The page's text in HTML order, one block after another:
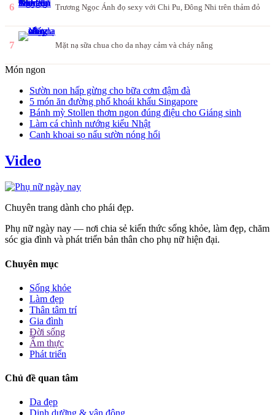
6 Trương Ngọc Ánh đọ sexy với Chi Pu, Đông Nhi trên thảm đỏ
7 Mặt nạ sữa chua cho da nhạy cảm và cháy nắng
Món ngon
Sườn non hấp gừng cho bữa cơm đậm đà
5 món ăn đường phố khoái khẩu Singapore
Bánh mỳ Stollen thơm ngon đúng điệu cho Giáng sinh
Làm cá chình nướng kiểu Nhật
Canh khoai sọ nấu sườn nóng hổi
Video
Chuyên trang dành cho phái đẹp.
Phụ nữ ngày nay — nơi chia sẻ kiến thức sống khỏe, làm đẹp, chăm
sóc gia đình và phát triển bản thân cho phụ nữ hiện đại.
Chuyên mục
Sống khỏe
Làm đẹp
Thân tâm trí
Gia đình
Đời sống
Ẩm thực
Phát triển
Chủ đề quan tâm
Da đẹp